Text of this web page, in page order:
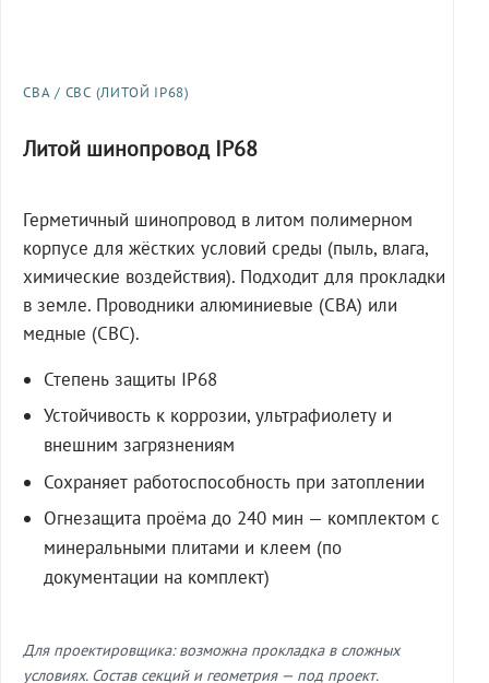
СВА / СВС (ЛИТОЙ IP68)
Литой шинопровод IP68
Герметичный шинопровод в литом полимерном
корпусе для жёстких условий среды (пыль, влага,
химические воздействия). Подходит для прокладки
в земле. Проводники алюминиевые (СВА) или
медные (СВС).
Степень защиты IP68
Устойчивость к коррозии, ультрафиолету и
внешним загрязнениям
Сохраняет работоспособность при затоплении
Огнезащита проёма до 240 мин — комплектом с
минеральными плитами и клеем (по
документации на комплект)
Для проектировщика: возможна прокладка в сложных
условиях. Состав секций и геометрия — под проект.